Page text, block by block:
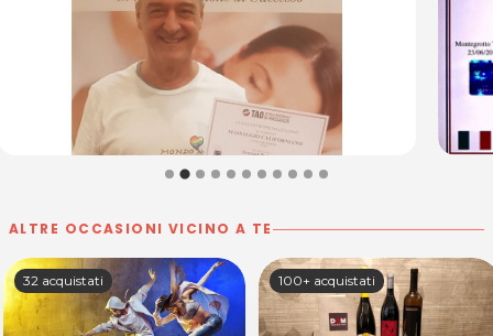
ALTRE OCCASIONI VICINO A TE
32 acquistati 100+ acquistati